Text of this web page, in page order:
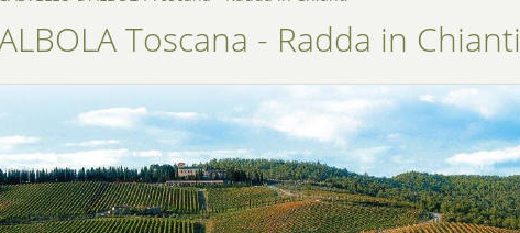
Toscana - Radda in Chianti